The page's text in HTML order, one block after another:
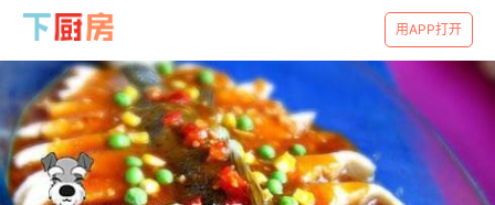
用APP打开